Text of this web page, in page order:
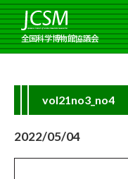
全国科学博物館協議会
vol21no3_no4
2022/05/04